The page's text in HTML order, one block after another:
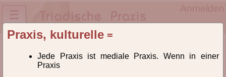
Anmelden
☰
Definitionen und
Praxis, kulturelle =
Jede Praxis ist mediale Praxis. Wenn in einer
Praxis